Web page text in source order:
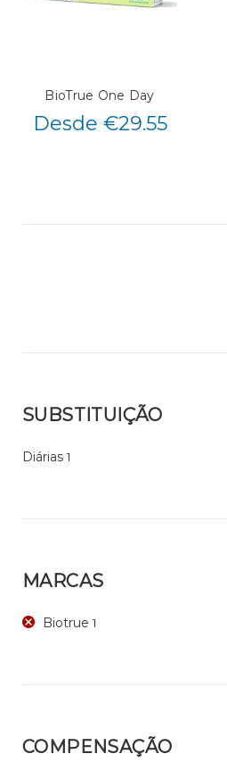
BioTrue One Day
Desde €29.55
SUBSTITUIÇÃO
Diárias 1
MARCAS
Biotrue 1
COMPENSAÇÃO